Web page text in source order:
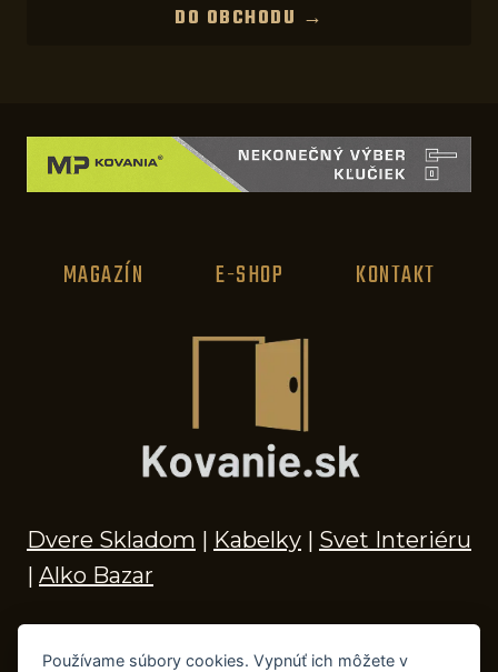
DO OBCHODU →
MAGAZÍN E-SHOP KONTAKT
Dvere Skladom | Kabelky | Svet Interiéru
| Alko Bazar
Používame súbory cookies. Vypnúť ich môžete v